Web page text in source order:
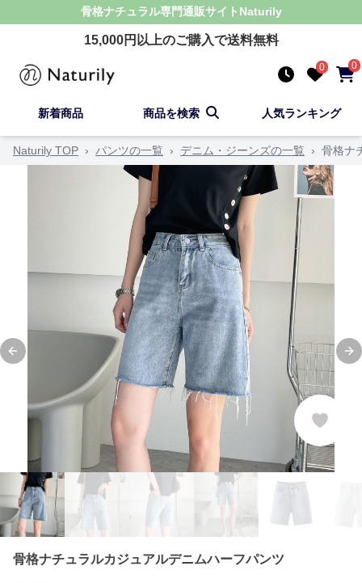
骨格ナチュラル専門通販サイト Naturily
15,000円以上のご購入で送料無料
0 0
新着商品 商品を検索 人気ランキング
Naturily TOP › パンツの一覧 › デニム・ジーンズの一覧 › 骨格ナ
Previous slide
骨格ナチュラルカジュアルデニムハーフパンツ